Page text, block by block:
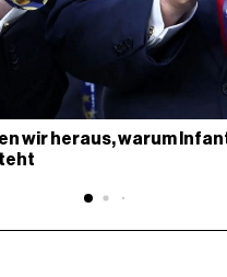
wir heraus, warum